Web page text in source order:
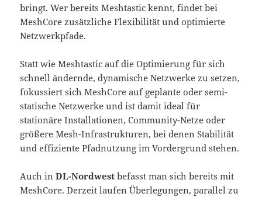
bringt. Wer bereits Meshtastic kennt, findet bei
MeshCore zusätzliche Flexibilität und optimierte
Netzwerkpfade.
Statt wie Meshtastic auf die Optimierung für sich
schnell ändernde, dynamische Netzwerke zu setzen,
fokussiert sich MeshCore auf geplante oder semi-
statische Netzwerke und ist damit ideal für
stationäre Installationen, Community-Netze oder
größere Mesh-Infrastrukturen, bei denen Stabilität
und effiziente Pfadnutzung im Vordergrund stehen.
Auch inDL-Nordwest befasst man sich bereits mit
MeshCore. Derzeit laufen Überlegungen, parallel zu